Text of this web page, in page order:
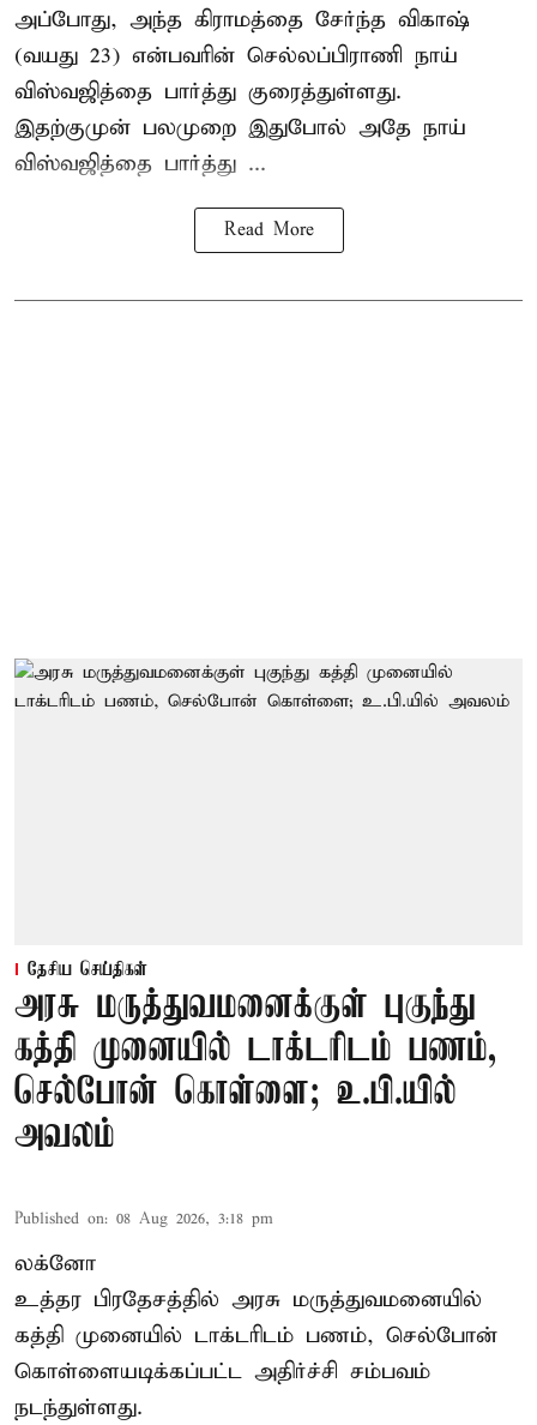
அப்போது, அந்த கிராமத்தை சேர்ந்த விகாஷ்
(வயது 23) என்பவரின் செல்லப்பிராணி நாய்
விஸ்வஜித்தை பார்த்து குரைத்துள்ளது.
இதற்குமுன் பலமுறை இதுபோல் அதே நாய்
விஸ்வஜித்தை பார்த்து ...
Read More
தேசிய செய்திகள்
அரசு மருத்துவமனைக்குள் புகுந்து
கத்தி முனையில் டாக்டரிடம் பணம்,
செல்போன் கொள்ளை; உ.பி.யில்
அவலம்
Published on: 08 Aug 2026, 3:18 pm
லக்னோ
உத்தர பிரதேசத்தில் அரசு மருத்துவமனையில்
கத்தி முனையில் டாக்டரிடம் பணம், செல்போன்
கொள்ளையடிக்கப்பட்ட அதிர்ச்சி சம்பவம்
நடந்துள்ளது.